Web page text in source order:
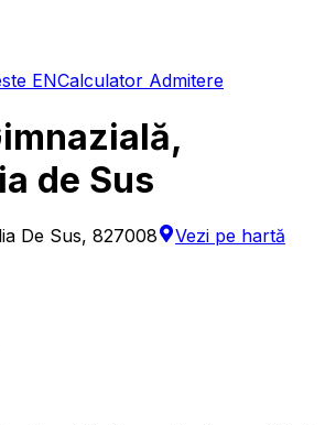
ENCalculator Admitere
de Sus
De Sus, 827008
Vezi pe hartă